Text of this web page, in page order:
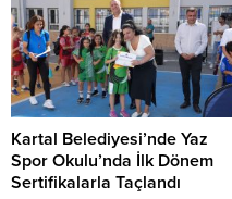
Kartal Belediyesi’nde Yaz
Spor Okulu’nda İlk Dönem
Sertifikalarla Taçlandı